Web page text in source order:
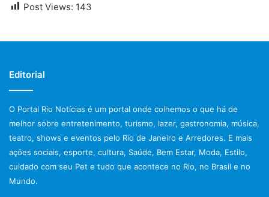
Post Views: 143
Editorial
O Portal Rio Notícias é um portal onde colhemos o que há de
melhor sobre entretenimento, turismo, lazer, gastronomia, música,
teatro, shows e eventos pelo Rio de Janeiro e Arredores. E mais
ações sociais, esporte, cultura, Saúde, Bem Estar, Moda, Estilo,
cuidado com seu Pet e tudo que acontece no Rio, no Brasil e no
Mundo.